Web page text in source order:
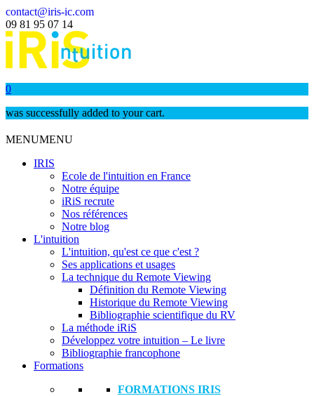
contact@iris-ic.com
09 81 95 07 14
0
was successfully added to your cart.
MENUMENU
IRIS
Ecole de l'intuition en France
Notre équipe
iRiS recrute
Nos références
Notre blog
L'intuition
L'intuition, qu'est ce que c'est ?
Ses applications et usages
La technique du Remote Viewing
Définition du Remote Viewing
Historique du Remote Viewing
Bibliographie scientifique du RV
La méthode iRiS
Développez votre intuition – Le livre
Bibliographie francophone
Formations
FORMATIONS IRIS